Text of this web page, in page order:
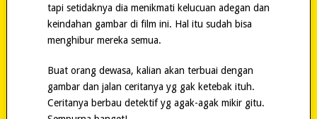
tapi setidaknya dia menikmati kelucuan adegan dan
keindahan gambar di film ini. Hal itu sudah bisa
menghibur mereka semua.
Buat orang dewasa, kalian akan terbuai dengan
gambar dan jalan ceritanya yg gak ketebak ituh.
Ceritanya berbau detektif yg agak-agak mikir gitu.